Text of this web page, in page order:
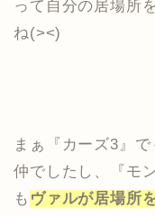
って自分の居場所
ね(><)
まぁ『カーズ3』
仲でしたし、『モ
も ヴァルが居場所